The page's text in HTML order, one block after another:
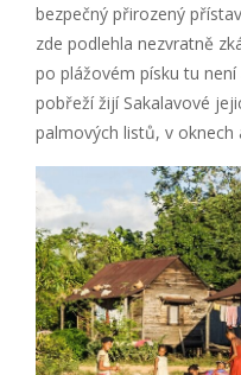
bezpečný přirozený
zde podlehla nezvratně
po plážovém písku tu
pobřeží žijí Sakalavové
palmových listů, v oknech